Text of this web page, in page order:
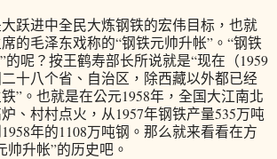
跃进中全民大炼钢铁的宏伟目标，也就
的毛泽东戏称的“钢铁元帅升帐”。“钢铁
的呢？按王鹤寿部长所说就是“现在（1959
十八个省、自治区，除西藏以外都已经
”。也就是在公元1958年，全国大江南北
、村村点火，从1957年钢铁产量535万吨
年的1108万吨钢。那么就来看看在方
升帐”的历史吧。